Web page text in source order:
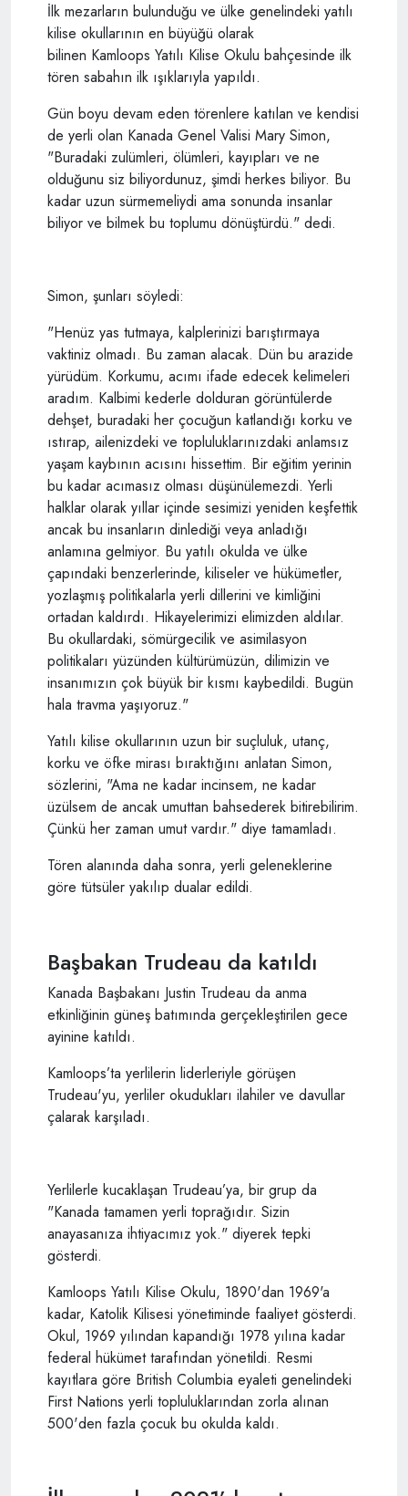
İlk mezarların bulunduğu ve ülke genelindeki yatılı
kilise okullarının en büyüğü olarak
bilinen Kamloops Yatılı Kilise Okulu bahçesinde ilk
tören sabahın ilk ışıklarıyla yapıldı.
Gün boyu devam eden törenlere katılan ve kendisi
de yerli olan Kanada Genel Valisi Mary Simon,
"Buradaki zulümleri, ölümleri, kayıpları ve ne
olduğunu siz biliyordunuz, şimdi herkes biliyor. Bu
kadar uzun sürmemeliydi ama sonunda insanlar
biliyor ve bilmek bu toplumu dönüştürdü." dedi.
Simon, şunları söyledi:
"Henüz yas tutmaya, kalplerinizi barıştırmaya
vaktiniz olmadı. Bu zaman alacak. Dün bu arazide
yürüdüm. Korkumu, acımı ifade edecek kelimeleri
aradım. Kalbimi kederle dolduran görüntülerde
dehşet, buradaki her çocuğun katlandığı korku ve
ıstırap, ailenizdeki ve topluluklarınızdaki anlamsız
yaşam kaybının acısını hissettim. Bir eğitim yerinin
bu kadar acımasız olması düşünülemezdi. Yerli
halklar olarak yıllar içinde sesimizi yeniden keşfettik
ancak bu insanların dinlediği veya anladığı
anlamına gelmiyor. Bu yatılı okulda ve ülke
çapındaki benzerlerinde, kiliseler ve hükümetler,
yozlaşmış politikalarla yerli dillerini ve kimliğini
ortadan kaldırdı. Hikayelerimizi elimizden aldılar.
Bu okullardaki, sömürgecilik ve asimilasyon
politikaları yüzünden kültürümüzün, dilimizin ve
insanımızın çok büyük bir kısmı kaybedildi. Bugün
hala travma yaşıyoruz."
Yatılı kilise okullarının uzun bir suçluluk, utanç,
korku ve öfke mirası bıraktığını anlatan Simon,
sözlerini, "Ama ne kadar incinsem, ne kadar
üzülsem de ancak umuttan bahsederek bitirebilirim.
Çünkü her zaman umut vardır." diye tamamladı.
Tören alanında daha sonra, yerli geleneklerine
göre tütsüler yakılıp dualar edildi.
Başbakan Trudeau da katıldı
Kanada Başbakanı Justin Trudeau da anma
etkinliğinin güneş batımında gerçekleştirilen gece
ayinine katıldı.
Kamloops’ta yerlilerin liderleriyle görüşen
Trudeau'yu, yerliler okudukları ilahiler ve davullar
çalarak karşıladı.
Yerlilerle kucaklaşan Trudeau’ya, bir grup da
"Kanada tamamen yerli toprağıdır. Sizin
anayasanıza ihtiyacımız yok." diyerek tepki
gösterdi.
Kamloops Yatılı Kilise Okulu, 1890'dan 1969'a
kadar, Katolik Kilisesi yönetiminde faaliyet gösterdi.
Okul, 1969 yılından kapandığı 1978 yılına kadar
federal hükümet tarafından yönetildi. Resmi
kayıtlara göre British Columbia eyaleti genelindeki
First Nations yerli topluluklarından zorla alınan
500'den fazla çocuk bu okulda kaldı.